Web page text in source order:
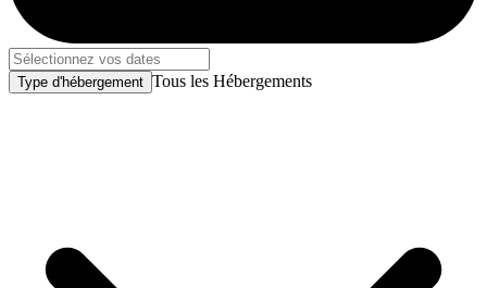
Type d'hébergement Tous les Hébergements